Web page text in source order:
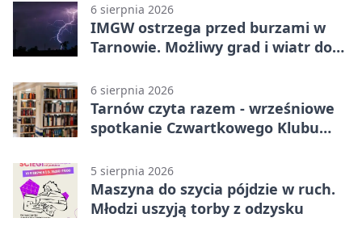
6 sierpnia 2026
IMGW ostrzega przed burzami w
Tarnowie. Możliwy grad i wiatr do
6 sierpnia 2026
Tarnów czyta razem - wrześniowe
spotkanie Czwartkowego Klubu
5 sierpnia 2026
Maszyna do szycia pójdzie w ruch.
Młodzi uszyją torby z odzysku